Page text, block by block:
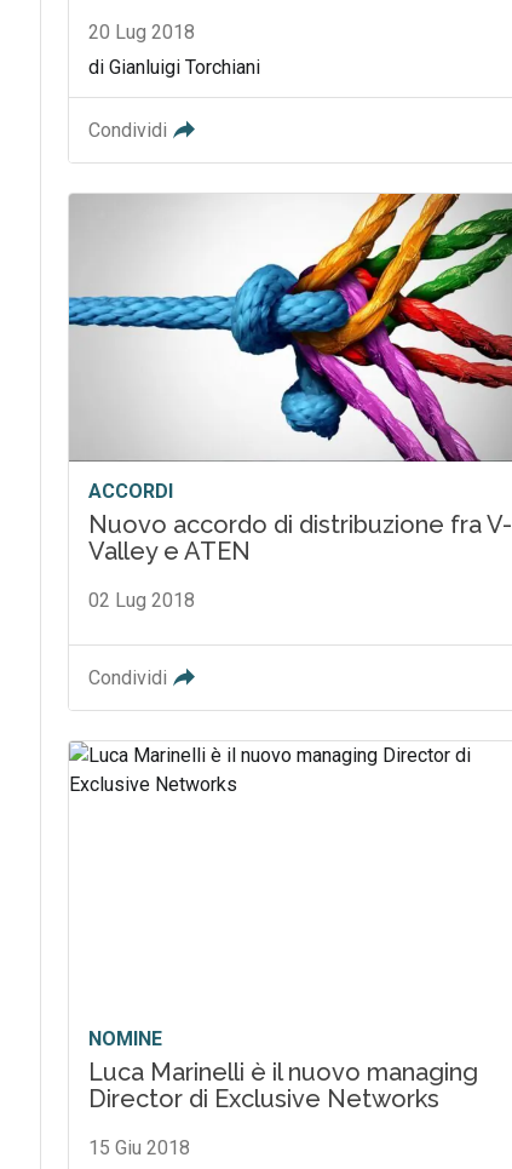
20 Lug 2018
di Gianluigi Torchiani
Condividi
ACCORDI
Nuovo accordo di distribuzione fra V-
Valley e ATEN
02 Lug 2018
Condividi
NOMINE
Luca Marinelli è il nuovo managing
Director di Exclusive Networks
15 Giu 2018